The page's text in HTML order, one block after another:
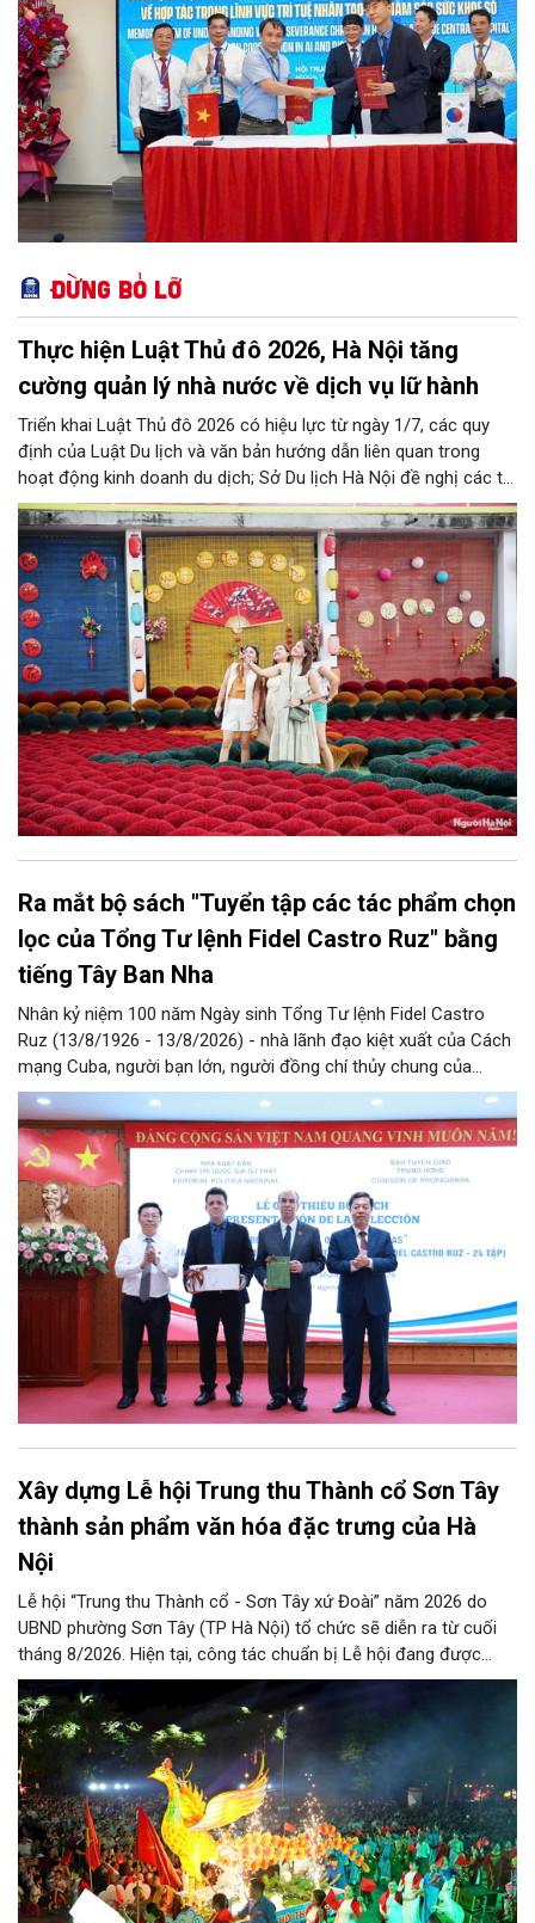
Đừng bỏ lỡ
Thực hiện Luật Thủ đô 2026, Hà Nội tăng
cường quản lý nhà nước về dịch vụ lữ hành
Triển khai Luật Thủ đô 2026 có hiệu lực từ ngày 1/7, các quy
định của Luật Du lịch và văn bản hướng dẫn liên quan trong
hoạt động kinh doanh du dịch; Sở Du lịch Hà Nội đề nghị các tổ
chức, đơn vị, doanh nghiệp kinh doanh dịch vụ lữ hành trên địa
bàn thành phố thực hiện một số nội dung quan trọng. Qua đó
góp phần thực hiện thắng lợi các mục tiêu phát triển du lịch Hà
Nội năm 2026 và giai đoạn tiếp theo.
Ra mắt bộ sách "Tuyển tập các tác phẩm chọn
lọc của Tổng Tư lệnh Fidel Castro Ruz" bằng
tiếng Tây Ban Nha
Nhân kỷ niệm 100 năm Ngày sinh Tổng Tư lệnh Fidel Castro
Ruz (13/8/1926 - 13/8/2026) - nhà lãnh đạo kiệt xuất của Cách
mạng Cuba, người bạn lớn, người đồng chí thủy chung của
Đảng, Nhà nước và nhân dân Việt Nam, chiều 5/8, tại Hà Nội,
Nhà xuất bản Chính trị quốc gia Sự thật phối hợp với Ban Tuyên
giáo Trung ương tổ chức Lễ giới thiệu bộ sách “Tuyển tập các
tác phẩm chọn lọc của Tổng Tư lệnh Fidel Castro Ruz” gồm 24
tập bằng tiếng Tây Ban Nha.
Xây dựng Lễ hội Trung thu Thành cổ Sơn Tây
thành sản phẩm văn hóa đặc trưng của Hà
Nội
Lễ hội “Trung thu Thành cổ - Sơn Tây xứ Đoài” năm 2026 do
UBND phường Sơn Tây (TP Hà Nội) tổ chức sẽ diễn ra từ cuối
tháng 8/2026. Hiện tại, công tác chuẩn bị Lễ hội đang được
chính quyền phường Sơn Tây cùng các phòng, ban, ngành, đơn
vị và 25 tổ dân phố khẩn trương triển khai, tạo khí thế sôi nổi,
sẵn sàng mang đến cho Nhân dân và du khách một mùa Trung
thu quy mô, đặc sắc và giàu bản sắc văn hóa xứ Đoài.